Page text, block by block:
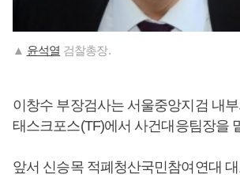
▲ 윤석열 검찰총장.
이창수 부장검사는 서울중앙지검 내
태스크포스(TF)에서 사건대응팀장을
앞서 신승목 적폐청산국민참여연대